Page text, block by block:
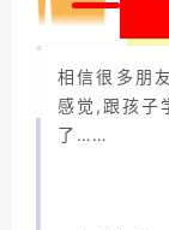
相信很多朋
感觉,跟孩子
了……